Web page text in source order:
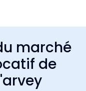
marché
de